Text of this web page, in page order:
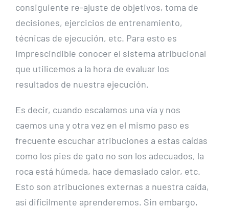
consiguiente re-ajuste de objetivos, toma de
decisiones, ejercicios de entrenamiento,
técnicas de ejecución, etc. Para esto es
imprescindible conocer el sistema atribucional
que utilicemos a la hora de evaluar los
resultados de nuestra ejecución.
Es decir, cuando escalamos una vía y nos
caemos una y otra vez en el mismo paso es
frecuente escuchar atribuciones a estas caídas
como los pies de gato no son los adecuados, la
roca está húmeda, hace demasiado calor, etc.
Esto son atribuciones externas a nuestra caída,
así difícilmente aprenderemos. Sin embargo,